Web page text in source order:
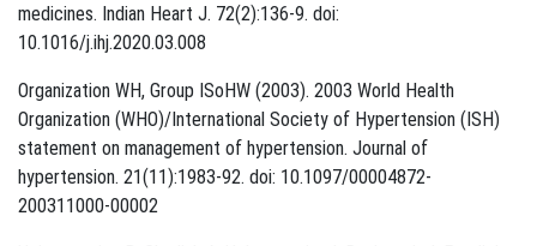
medicines. Indian Heart J. 72(2):136-9. doi:
10.1016/j.ihj.2020.03.008
Organization WH, Group ISoHW (2003). 2003 World Health
Organization (WHO)/International Society of Hypertension (ISH)
statement on management of hypertension. Journal of
hypertension. 21(11):1983-92. doi: 10.1097/00004872-
200311000-00002